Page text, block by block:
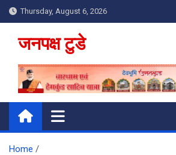
Skip
to
content
Thursday, August 6, 2026
जनपक्ष टुडे
Home